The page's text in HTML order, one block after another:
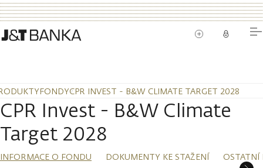
FONDYCPR INVEST - B&W CLIMATE TARGET 2028
CPR Invest - B&W Climate
Target 2028
INFORMACE O FONDU DOKUMENTY KE STAŽENÍ OSTATNÍ